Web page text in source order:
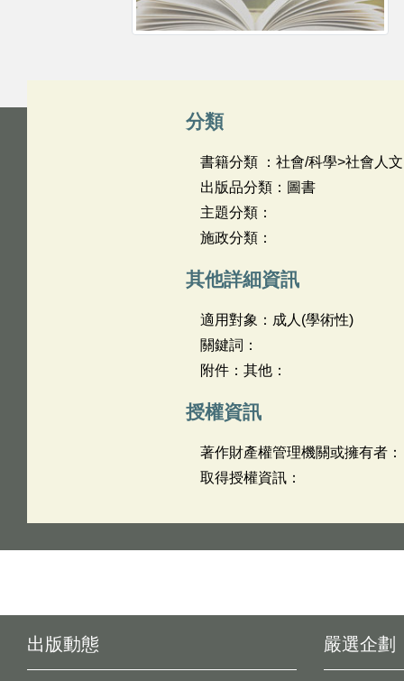
分類
書籍分類 ：社會/科學>社會人文
出版品分類：圖書
主題分類：
施政分類：
其他詳細資訊
適用對象：成人(學術性)
關鍵詞：
附件：其他：
授權資訊
著作財產權管理機關或擁有者：
取得授權資訊：
出版動態 嚴選企劃